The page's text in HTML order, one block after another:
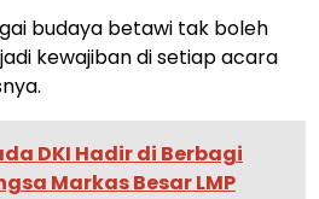
budaya betawi tak boleh
kewajiban di setiap acara
DKI Hadir di Berbagi
Markas Besar LMP